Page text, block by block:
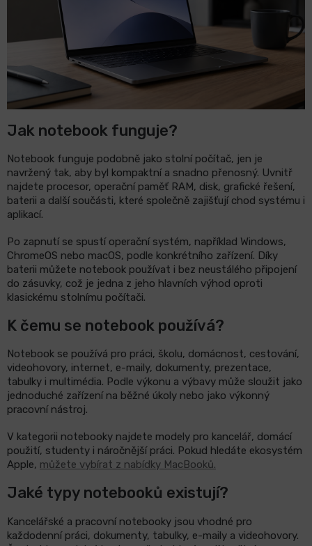
monitory
Příslušenství
Značky
Jak notebook funguje?
Notebook funguje podobně jako stolní počítač, jen je
navržený tak, aby byl kompaktní a snadno přenosný. Uvnitř
najdete procesor, operační paměť RAM, disk, grafické řešení,
baterii a další součásti, které společně zajišťují chod systému i
aplikací.
Po zapnutí se spustí operační systém, například Windows,
ChromeOS nebo macOS, podle konkrétního zařízení. Díky
baterii můžete notebook používat i bez neustálého připojení
do zásuvky, což je jedna z jeho hlavních výhod oproti
klasickému stolnímu počítači.
K čemu se notebook používá?
Notebook se používá pro práci, školu, domácnost, cestování,
videohovory, internet, e-maily, dokumenty, prezentace,
tabulky i multimédia. Podle výkonu a výbavy může sloužit jako
jednoduché zařízení na běžné úkoly nebo jako výkonný
pracovní nástroj.
V kategorii notebooky najdete modely pro kancelář, domácí
použití, studenty i náročnější práci. Pokud hledáte ekosystém
Apple, můžete vybírat z nabídky MacBooků.
Jaké typy notebooků existují?
Kancelářské a pracovní notebooky jsou vhodné pro
každodenní práci, dokumenty, tabulky, e-maily a videohovory.